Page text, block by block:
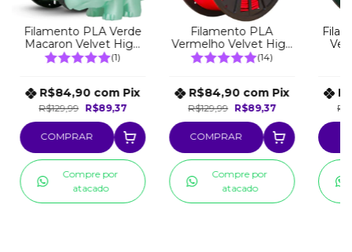
Filamento PLA Verde
Macaron Velvet High
Speed Premium - 1Kg
(1)
R$129,99 R$89,37
R$84,90 com Pix
COMPRAR
Compre por
atacado
Filamento PLA
Vermelho Velvet High
Speed Premium - 1Kg
(14)
R$129,99 R$89,37
R$84,90 com Pix
COMPRAR
Compre por
atacado